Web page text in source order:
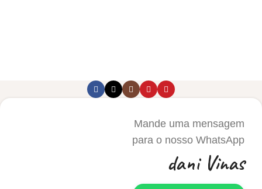
Mande uma mensagem
para o nosso WhatsApp
dani Vinas